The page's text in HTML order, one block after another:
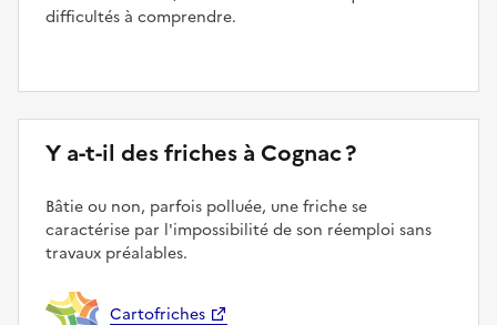
difficultés à comprendre.
Y a-t-il des friches à Cognac ?
Bâtie ou non, parfois polluée, une friche se
caractérise par l'impossibilité de son réemploi sans
travaux préalables.
Cartofriches